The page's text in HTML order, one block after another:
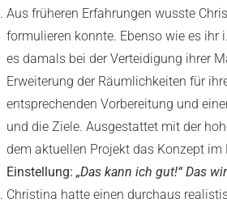
Aus früheren Erfahrungen wusste
formulieren konnte. Ebenso wie es ihr
es damals bei der Verteidigung ihrer
Erweiterung der Räumlichkeiten für
entsprechenden Vorbereitung und
und die Ziele. Ausgestattet mit der
dem aktuellen Projekt das Konzept im
Einstellung: „Das kann ich gut!“ Das
Christina hatte einen durchaus